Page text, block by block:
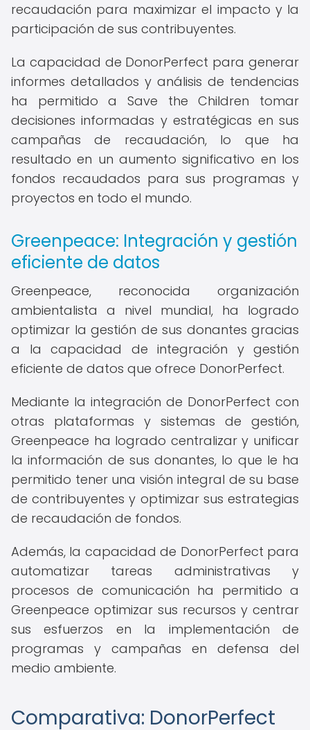
recaudación para maximizar el impacto y la
participación de sus contribuyentes.
La capacidad de DonorPerfect para generar
informes detallados y análisis de tendencias
ha permitido a Save the Children tomar
decisiones informadas y estratégicas en sus
campañas de recaudación, lo que ha
resultado en un aumento significativo en los
fondos recaudados para sus programas y
proyectos en todo el mundo.
Greenpeace: Integración y gestión
eficiente de datos
Greenpeace, reconocida organización
ambientalista a nivel mundial, ha logrado
optimizar la gestión de sus donantes gracias
a la capacidad de integración y gestión
eficiente de datos que ofrece DonorPerfect.
Mediante la integración de DonorPerfect con
otras plataformas y sistemas de gestión,
Greenpeace ha logrado centralizar y unificar
la información de sus donantes, lo que le ha
permitido tener una visión integral de su base
de contribuyentes y optimizar sus estrategias
de recaudación de fondos.
Además, la capacidad de DonorPerfect para
automatizar tareas administrativas y
procesos de comunicación ha permitido a
Greenpeace optimizar sus recursos y centrar
sus esfuerzos en la implementación de
programas y campañas en defensa del
medio ambiente.
Comparativa: DonorPerfect